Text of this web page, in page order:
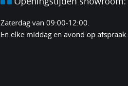
Zaterdag van 09:00-12:00.
En elke middag en avond op afspraak.